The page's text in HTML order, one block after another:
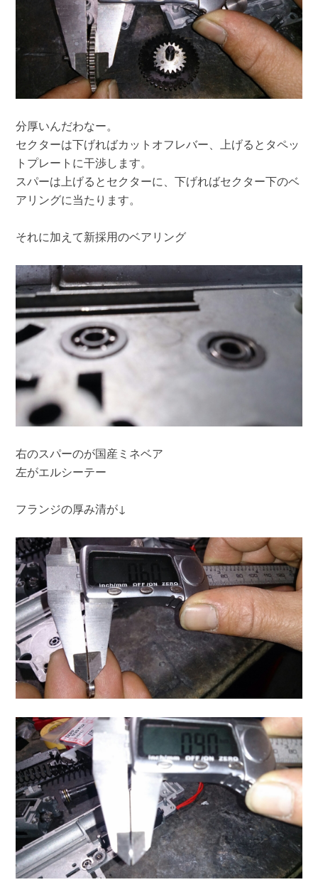
分厚いんだわなー。
セクターは下げればカットオフレバー、上げるとタペッ
トプレートに干渉します。
スパーは上げるとセクターに、下げればセクター下のベ
アリングに当たります。
それに加えて新採用のベアリング
右のスパーのが国産ミネベア
左がエルシーテー
フランジの厚み清が↓